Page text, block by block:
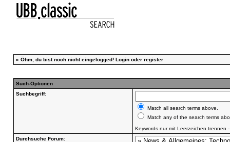
» Öhm, du bist noch nicht eingelogged! Loginoder register
Such-Optionen
Suchbegriff:
Match all search terms above.
Match any of the search terms
Keywords nur mit Leerzeichen trennen
Durchsuche Forum: